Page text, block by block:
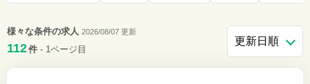
様々な条件の求人 2026/08/07 更新
112件 - 1ページ目